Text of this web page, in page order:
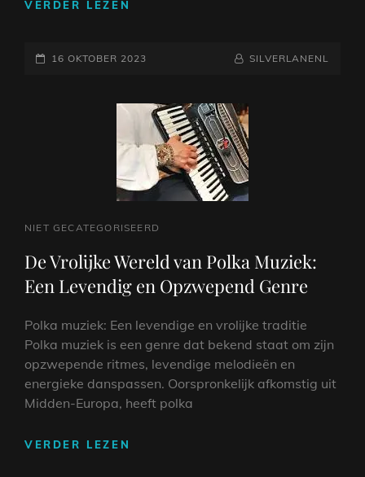
VERDER LEZEN
VAN
GEPLAATST
16 OKTOBER 2023 NAAMREGEL
BYLINE
SILVERLANENL
CAT
NIET GECATEGORISEERD
De Vrolijke Wereld van Polka Muziek:
Een Levendig en Opzwepend Genre
Polka muziek: Een levendige en vrolijke traditie
Polka muziek is een genre dat bekend staat om zijn
opzwepende ritmes, levendige melodieën en
energieke danspassen. Oorspronkelijk afkomstig uit
Midden-Europa, heeft polka
VERDER LEZEN